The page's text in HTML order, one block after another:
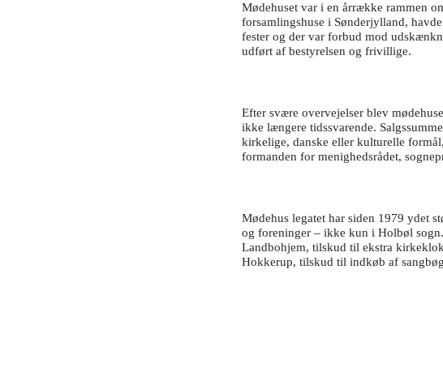
Mødehuset var i en årrække rammen
forsamlingshuse i Sønderjylland,
fester og der var forbud mod
udført af bestyrelsen og frivillige.
Efter svære overvejelser blev
ikke længere tidssvarende.
kirkelige, danske eller kulturelle
formanden for menighedsrådet,
Mødehus legatet har siden 1979 ydet
og foreninger – ikke kun i Holbøl
Landbohjem, tilskud til ekstra
Hokkerup, tilskud til indkøb af